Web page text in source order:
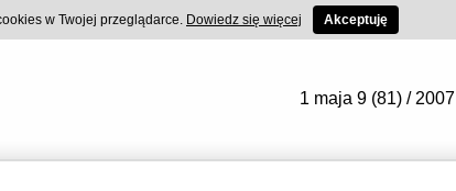
1 maja 9 (81) / 2007
w Twojej przeglądarce. Dowiedz się więcej Akceptuję